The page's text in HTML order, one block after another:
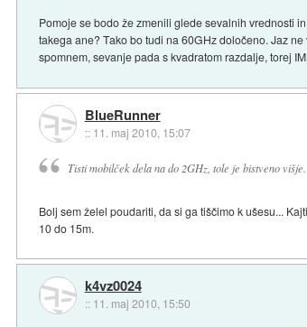
Pomoje se bodo že zmenili glede sevalnih vrednosti
takega ane? Tako bo tudi na 60GHz določeno. Jaz
spomnem, sevanje pada s kvadratom razdalje, torej
BlueRunner
:: 11. maj 2010, 15:07
Tisti mobilček dela na do 2GHz, tole je bistveno višje.
Bolj sem želel poudariti, da si ga tiščimo k ušesu...
10 do 15m.
k4vz0024
:: 11. maj 2010, 15:50